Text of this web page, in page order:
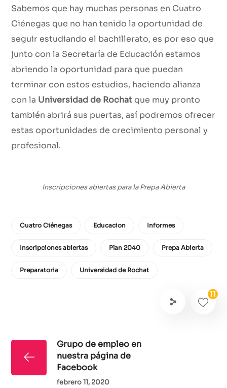
Sabemos que hay muchas personas en Cuatro
Ciénegas que no han tenido la oportunidad de
seguir estudiando el bachillerato, es por eso que
junto con la Secretaría de Educación estamos
abriendo la oportunidad para que puedan
terminar con estos estudios, haciendo alianza
con la Universidad de Rochatque muy pronto
también abrirá sus puertas, así podremos ofrecer
estas oportunidades de crecimiento personal y
profesional.
Inscripciones abiertas para la Prepa Abierta
Cuatro Ciénegas Educacion Informes
Inscripciones abiertas Plan 2040 Prepa Abierta
Preparatoria Universidad de Rochat
11
Grupo de empleo en
nuestra página de
Facebook
febrero 11, 2020